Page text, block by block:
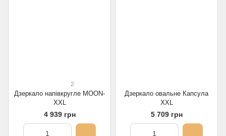
2
Дзеркало напівкругле MOON-
XXL
4 939 грн
Дзеркало овальне Капсула
XXL
5 709 грн